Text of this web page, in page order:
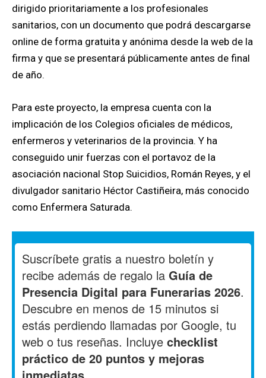
dirigido prioritariamente a los profesionales
sanitarios, con un documento que podrá descargarse
online de forma gratuita y anónima desde la web de la
firma y que se presentará públicamente antes de final
de año.
Para este proyecto, la empresa cuenta con la
implicación de los Colegios oficiales de médicos,
enfermeros y veterinarios de la provincia. Y ha
conseguido unir fuerzas con el portavoz de la
asociación nacional Stop Suicidios, Román Reyes, y el
divulgador sanitario Héctor Castiñeira, más conocido
como Enfermera Saturada.